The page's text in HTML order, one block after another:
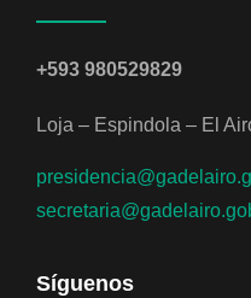
+593 980529829
Loja – Espindola – El
Síguenos